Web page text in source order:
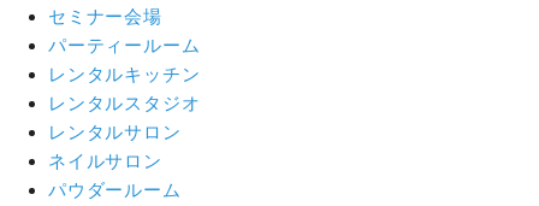
セミナー会場
パーティールーム
レンタルキッチン
レンタルスタジオ
レンタルサロン
ネイルサロン
パウダールーム